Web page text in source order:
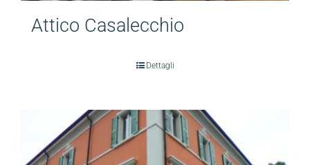
Attico Casalecchio
Dettagli